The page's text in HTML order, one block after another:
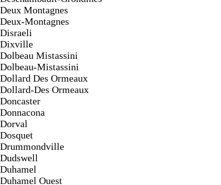
Deux Montagnes
Deux-Montagnes
Disraeli
Dixville
Dolbeau Mistassini
Dolbeau-Mistassini
Dollard Des Ormeaux
Dollard-Des Ormeaux
Doncaster
Donnacona
Dorval
Dosquet
Drummondville
Dudswell
Duhamel
Duhamel Ouest